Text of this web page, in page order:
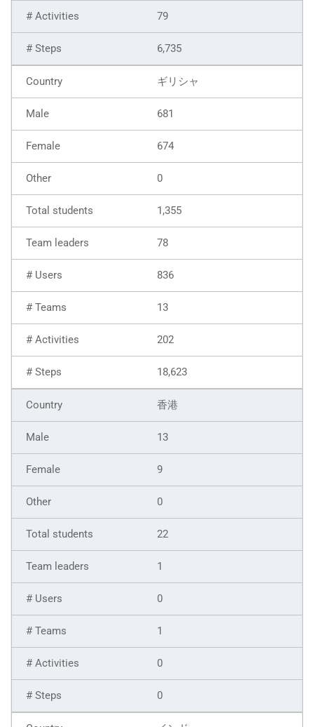
79
6,735
ギリシャ
681
674
0
1,355
78
836
13
202
18,623
香港
13
9
0
22
1
0
1
0
0